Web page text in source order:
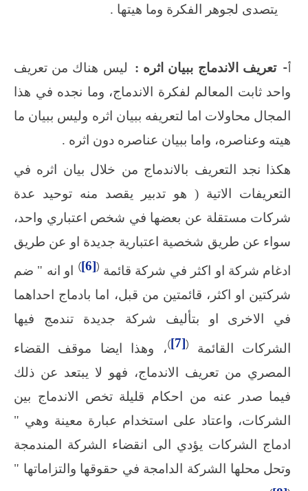
يتصدى لجوهر الفكرة وما هيتها .
‌أ- تعريف الاندماج ببيان اثره :
ليس هناك من تعريف
واحد ثابت المعالم لفكرة الاندماج، وما نجده في هذا
المجال محاولات اما لتعريفه ببيان اثره وليس ببيان ما
هيته وعناصره، واما ببيان عناصره دون اثره .
هكذا نجد التعريف بالاندماج من خلال بيان اثره في
التعريفات الاتية ( هو تدبير يقصد منه توحيد عدة
شركات مستقلة عن بعضها في شخص اعتباري واحد،
سواء عن طريق شخصية اعتبارية جديدة او عن طريق
ادغام شركة او اكثر في شركة قائمة (
[6]
)او انه " ضم
شركتين او اكثر، قائمتين من قبل، اما بادماج احداهما
في الاخرى او بتأليف شركة جديدة تندمج فيها
الشركات القائمة (
[7]
)، وهذا ايضا موقف القضاء
المصري من تعريف الاندماج، فهو لا يبتعد عن ذلك
فيما صدر عنه من احكام قليلة تخص الاندماج بين
الشركات، واعتاد على استخدام عبارة معينة وهي "
ادماج الشركات يؤدي الى انقضاء الشركة المندمجة
وتحل محلها الشركة الدامجة في حقوقها والتزاماتها "